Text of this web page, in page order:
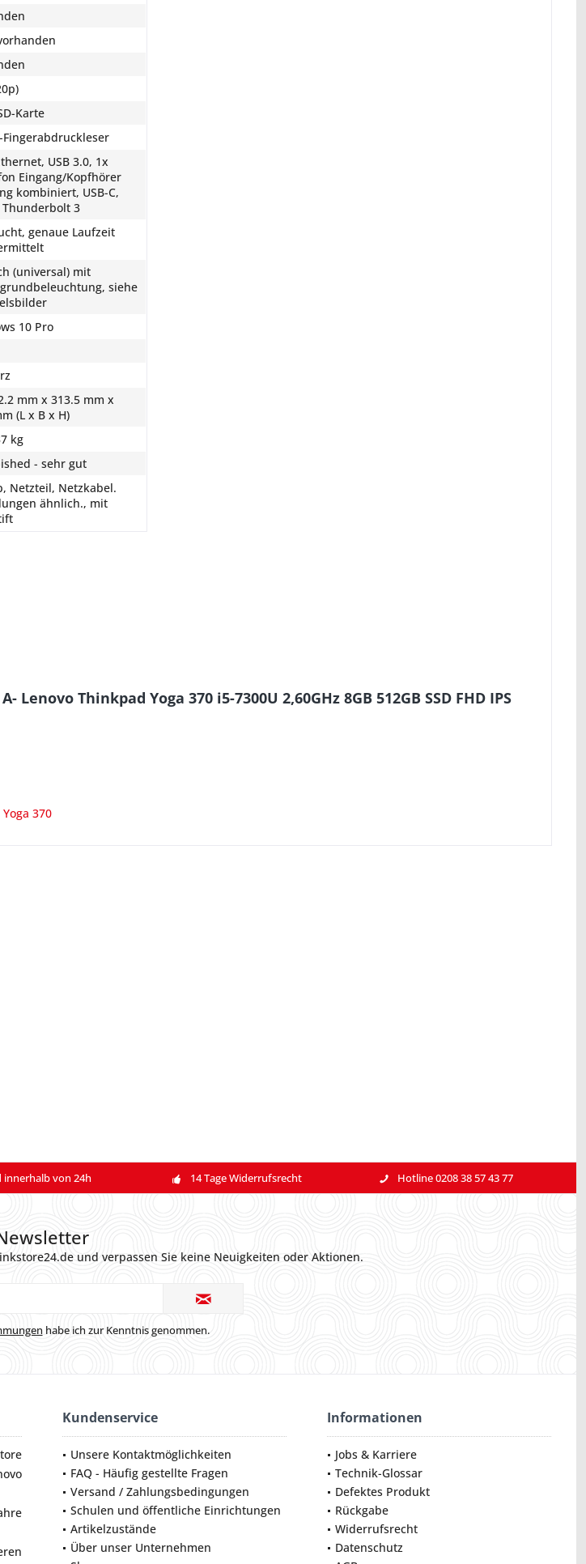
Karte
Fingerabdruckleser
USB 3.0, 1x
Eingang/Kopfhörer
kombiniert, USB-C,
Thunderbolt 3
genaue Laufzeit
(universal) mit
siehe
10 Pro
mm x 313.5 mm x
(L x B x H)
kg
- sehr gut
Netzteil, Netzkabel.
ähnlich., mit
Thinkpad Yoga 370 i5-7300U 2,60GHz 8GB 512GB SSD FHD IPS
370
innerhalb von 24h 14 Tage Widerrufsrecht Hotline 0208 38 57 43 77
und verpassen Sie keine Neuigkeiten oder Aktionen.
habe ich zur Kenntnis genommen.
Kundenservice
Unsere Kontaktmöglichkeiten
FAQ - Häufig gestellte Fragen
Versand / Zahlungsbedingungen
Schulen und öffentliche Einrichtungen
Artikelzustände
Über unser Unternehmen
Informationen
Jobs & Karriere
Technik-Glossar
Defektes Produkt
Rückgabe
Widerrufsrecht
Datenschutz